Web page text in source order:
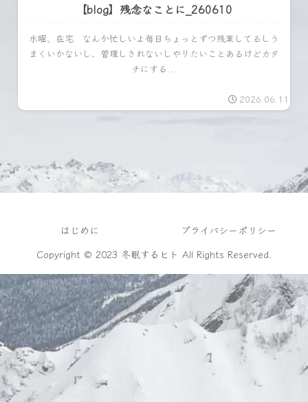
【blog】残念なことに_260610
水曜、在宅 なんか忙しいよ毎日ちょっとずつ残業してるしう
まくいかないし、管理しきれないしやりたいことあるけどカタ
チにする...
2026.06.11
はじめに
プライバシーポリシー
Copyright © 2023 冬眠するヒト All Rights Reserved.